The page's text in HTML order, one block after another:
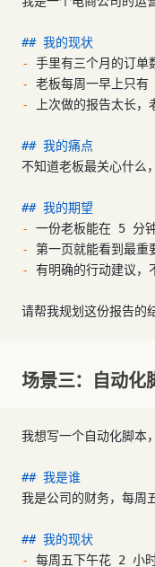
## 我的现状
-
手里有三个月的订单
-
老板每周一早上只
-
上次做的报告太长，
## 我的痛点
不知道老板最关心什么
## 我的期望
-
一份老板能在 5 分
-
第一页就能看到最重
-
有明确的行动建议，
请帮我规划这份报告的
场景三：自动化
我想写一个自动化脚本
## 我是谁
我是公司的财务，每周
## 我的现状
-
每周五下午花 2 小